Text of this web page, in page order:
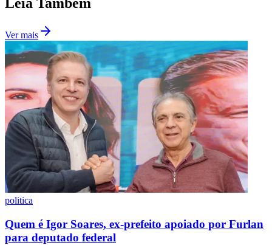
Botafogo
Leia Também
Ver mais
politica
Quem é Igor Soares, ex-prefeito apoiado por Furlan
para deputado federal